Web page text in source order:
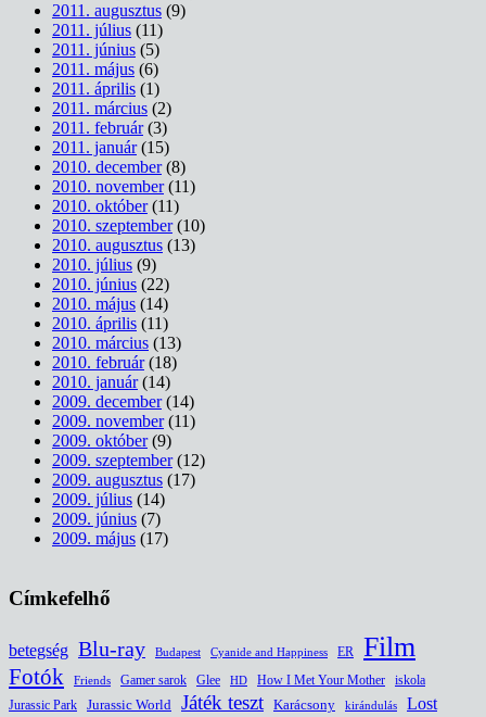
2011. augusztus (9)
2011. július (11)
2011. június (5)
2011. május (6)
2011. április (1)
2011. március (2)
2011. február(3)
2011. január(15)
2010. december(8)
2010. november(11)
2010. október(11)
2010. szeptember(10)
2010. augusztus (13)
2010. július (9)
2010. június (22)
2010. május (14)
2010. április (11)
2010. március (13)
2010. február(18)
2010. január(14)
2009. december(14)
2009. november(11)
2009. október(9)
2009. szeptember(12)
2009. augusztus (17)
2009. július (14)
2009. június (7)
2009. május (17)
Címkefelhő
betegség Blu-ray Budapest Cyanide and Happiness ER Film
Fotók Friends Gamer sarok Glee HD How I Met Your Mother
iskola
Jurassic Park
Jurassic World Játék teszt Karácsony kirándulás Lost